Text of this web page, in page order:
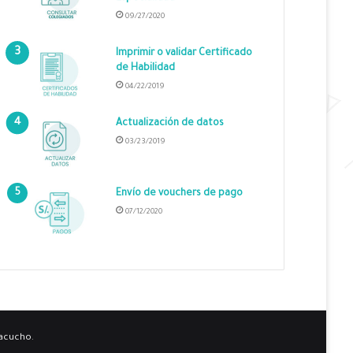
09/27/2020
Imprimir o validar Certificado
de Habilidad
04/22/2019
Actualización de datos
03/23/2019
Envío de vouchers de pago
07/12/2020